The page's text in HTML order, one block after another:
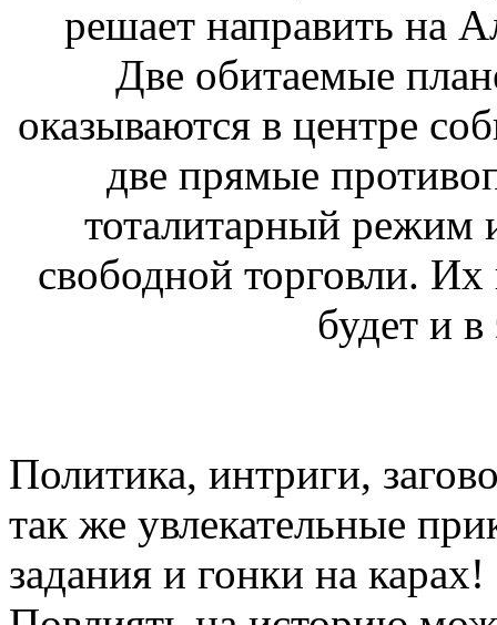
решает направить на
Две обитаемые
оказываются в центре
две прямые
тоталитарный режим
свободной торговли.
будет и
Политика, интриги,
так же увлекательные
задания и гонки на карах!